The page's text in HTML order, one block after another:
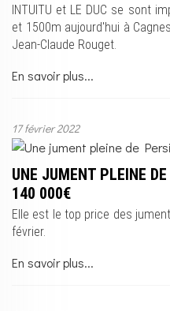
INTUITU et LE DUC se sont
et 1500m aujourd'hui à
Jean-Claude Rouget.
En savoir plus...
17 février 2022
UNE JUMENT PLEINE
140 000€
Elle est le top price des
février.
En savoir plus...